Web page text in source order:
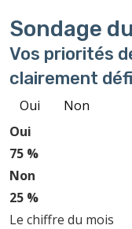
Sondage
Vos priorités
clairement
Oui
Non
Oui
75 %
Non
25 %
Le chiffre du mois